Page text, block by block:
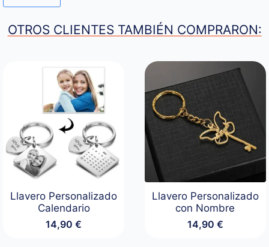
OTROS CLIENTES TAMBIÉN COMPRARON:
Llavero Personalizado
Calendario
14,90€
Llavero Personalizado
con Nombre
14,90 €